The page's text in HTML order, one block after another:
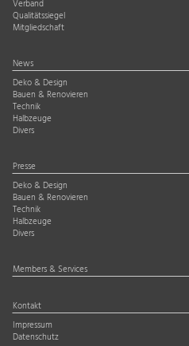
Verband
Qualitätssiegel
Mitgliedschaft
News
Deko & Design
Bauen & Renovieren
Technik
Halbzeuge
Divers
Presse
Deko & Design
Bauen & Renovieren
Technik
Halbzeuge
Divers
Members & Services
Kontakt
Impressum
Datenschutz